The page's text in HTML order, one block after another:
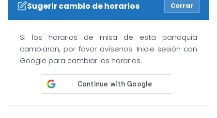
Sugerir cambio de horarios Cerrar
Si los horarios de misa de esta parroquia
cambiaron, por favor avísenos. Inicie sesión con
Google para cambiar los horarios.